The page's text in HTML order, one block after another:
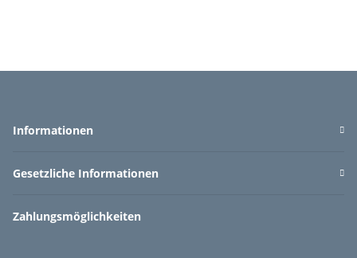
Informationen
Gesetzliche Informationen
Zahlungsmöglichkeiten